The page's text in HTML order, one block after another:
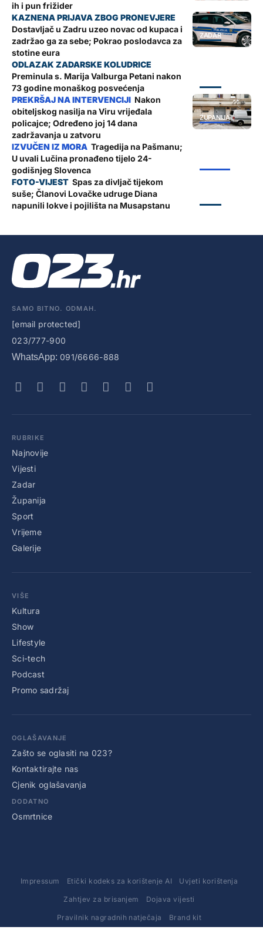
ih i pun frižider
ZADAR
Dostavljač u Zadru uzeo novac od kupaca i
zadržao ga za sebe; Pokrao poslodavca za
stotine eura
Preminula s. Marija Valburga Petani nakon
73 godine monaškog posvećenja
ŽUPANIJA
Nakon
obiteljskog nasilja na Viru vrijeđala
policajce; Određeno joj 14 dana
zadržavanja u zatvoru
Tragedija na Pašmanu;
U uvali Lučina pronađeno tijelo 24-
godišnjeg Slovenca
Spas za divljač tijekom
suše; Članovi Lovačke udruge Diana
napunili lokve i pojilišta na Musapstanu
SAMO BITNO. ODMAH.
[email protected]
023/777-900
WhatsApp: 091/6666-888
RUBRIKE
Najnovije
Vijesti
Zadar
Županija
Sport
Vrijeme
Galerije
VIŠE
Kultura
Show
Lifestyle
Sci-tech
Podcast
Promo sadržaj
OGLAŠAVANJE
Zašto se oglasiti na 023?
Kontaktirajte nas
Cjenik oglašavanja
DODATNO
Osmrtnice
Impressum Etički kodeks za korištenje AI Uvjeti korištenja
Zahtjev za brisanjem Dojava vijesti
Pravilnik nagradnih natječaja Brand kit